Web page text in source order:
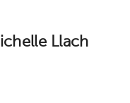
Llach